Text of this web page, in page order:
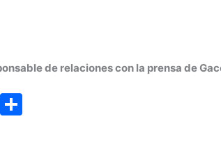
de relaciones con la prensa de
E